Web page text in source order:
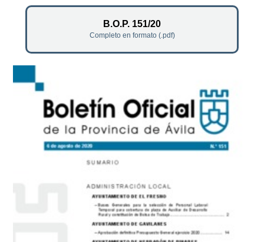
B.O.P. 151/20
Completo en formato (.pdf)